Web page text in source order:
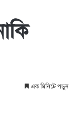
এক মিনিটে পড়ুন